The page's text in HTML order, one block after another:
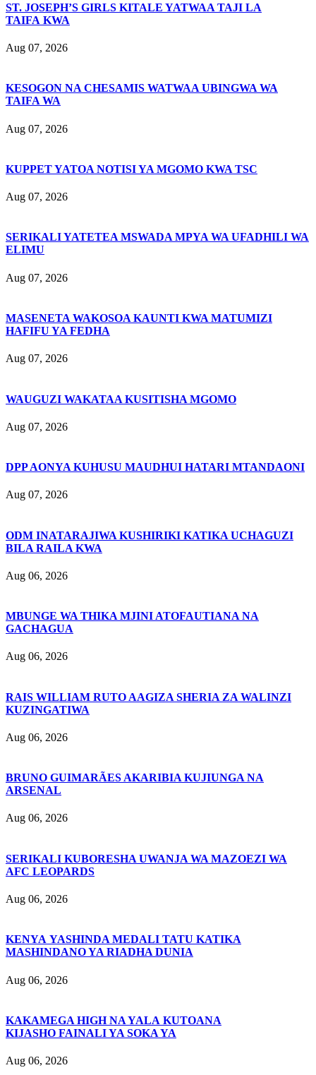
ST. JOSEPH’S GIRLS KITALE YATWAA TAJI LA
TAIFA KWA
Aug 07, 2026
KESOGON NA CHESAMIS WATWAA UBINGWA WA
TAIFA WA
Aug 07, 2026
KUPPET YATOA NOTISI YA MGOMO KWA TSC
Aug 07, 2026
SERIKALI YATETEA MSWADA MPYA WA UFADHILI WA
ELIMU
Aug 07, 2026
MASENETA WAKOSOA KAUNTI KWA MATUMIZI
HAFIFU YA FEDHA
Aug 07, 2026
WAUGUZI WAKATAA KUSITISHA MGOMO
Aug 07, 2026
DPP AONYA KUHUSU MAUDHUI HATARI MTANDAONI
Aug 07, 2026
ODM INATARAJIWA KUSHIRIKI KATIKA UCHAGUZI
BILA RAILA KWA
Aug 06, 2026
MBUNGE WA THIKA MJINI ATOFAUTIANA NA
GACHAGUA
Aug 06, 2026
RAIS WILLIAM RUTO AAGIZA SHERIA ZA WALINZI
KUZINGATIWA
Aug 06, 2026
BRUNO GUIMARÃES AKARIBIA KUJIUNGA NA
ARSENAL
Aug 06, 2026
SERIKALI KUBORESHA UWANJA WA MAZOEZI WA
AFC LEOPARDS
Aug 06, 2026
KENYA YASHINDA MEDALI TATU KATIKA
MASHINDANO YA RIADHA DUNIA
Aug 06, 2026
KAKAMEGA HIGH NA YALA KUTOANA
KIJASHO FAINALI YA SOKA YA
Aug 06, 2026